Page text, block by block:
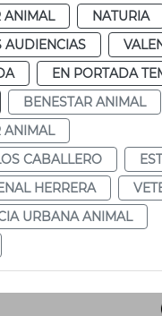
ANIMAL
NATURIA
AUDIENCIAS
EN PORTADA
BENESTAR ANIMAL
ANIMAL
CABALLERO
HERRERA
URBANA ANIMAL